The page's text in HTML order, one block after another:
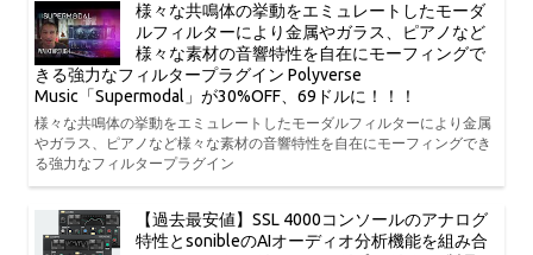
様々な共鳴体の挙動をエミュレートしたモーダ
ルフィルターにより金属やガラス、ピアノなど
様々な素材の音響特性を自在にモーフィングで
きる強力なフィルタープラグイン Polyverse
Music「Supermodal」が30%OFF、69ドルに！！！
様々な共鳴体の挙動をエミュレートしたモーダルフィルターにより金属
やガラス、ピアノなど様々な素材の音響特性を自在にモーフィングでき
る強力なフィルタープラグイン
【過去最安値】SSL 4000コンソールのアナログ
特性とsonibleのAIオーディオ分析機能を組み合